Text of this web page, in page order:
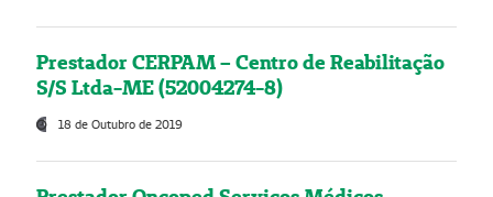
Prestador CERPAM – Centro de Reabilitação
S/S Ltda-ME (52004274-8)
18 de Outubro de 2019